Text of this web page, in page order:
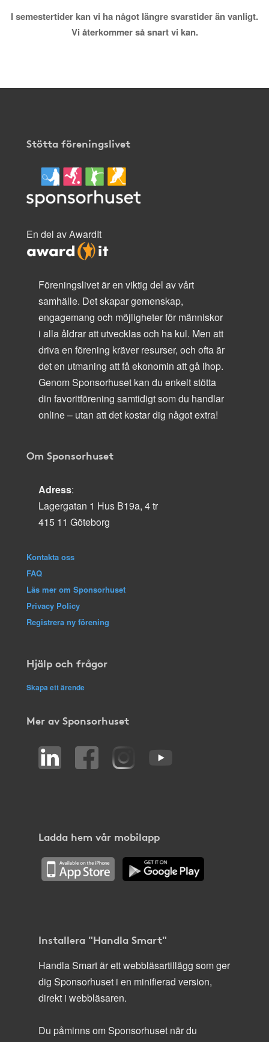
I semestertider kan vi ha något längre svarstider än vanligt.
Vi återkommer så snart vi kan.
Stötta föreningslivet
En del av AwardIt
Föreningslivet är en viktig del av vårt
samhälle. Det skapar gemenskap,
engagemang och möjligheter för människor
i alla åldrar att utvecklas och ha kul. Men att
driva en förening kräver resurser, och ofta är
det en utmaning att få ekonomin att gå ihop.
Genom Sponsorhuset kan du enkelt stötta
din favoritförening samtidigt som du handlar
online – utan att det kostar dig något extra!
Om Sponsorhuset
Adress:
Lagergatan 1 Hus B19a, 4 tr
415 11 Göteborg
Kontakta oss
FAQ
Läs mer om Sponsorhuset
Privacy Policy
Registrera ny förening
Hjälp och frågor
Skapa ett ärende
Mer av Sponsorhuset
Ladda hem vår mobilapp
Installera "Handla Smart"
Handla Smart är ett webbläsartillägg som ger
dig Sponsorhuset i en minifierad version,
direkt i webbläsaren.
Du påminns om Sponsorhuset när du